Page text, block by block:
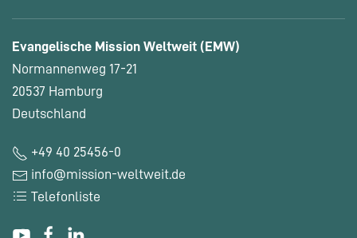
Evangelische Mission Weltweit (EMW)
Normannenweg 17-21
20537 Hamburg
Deutschland
+49 40 25456-0
info@mission-weltweit.de
Telefonliste